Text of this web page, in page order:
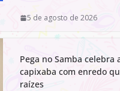
5 de agosto de 2026
Pega no Samba celebra
capixaba com enredo
raízes